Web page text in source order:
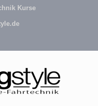
Kurse